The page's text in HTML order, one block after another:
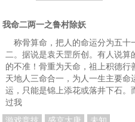
我命二两一之鲁村除妖
称骨算命，把人的命运分为五
二。据说是袁天罡所创。有人说
的不准！骨重为天命，祖上积德行
天地人三命合一，为人一生主要
运，只能是锦上添花或落井下石
过我
游戏竞技
盛京大唐 未知